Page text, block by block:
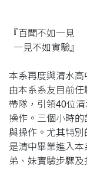
『百聞不如一見
一見不如實驗』
本系再度與清水高
由本系系友目前
帶隊，引領40位
操作。三個小時
與操作。尤其特
是清中畢業進入
弟、妹實驗步驟